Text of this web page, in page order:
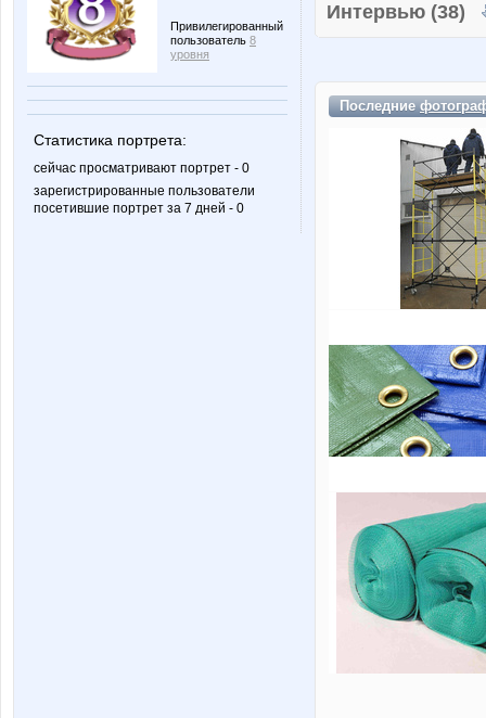
Привилегированный
пользователь 8
уровня
Статистика портрета:
сейчас просматривают портрет - 0
зарегистрированные пользователи
посетившие портрет за 7 дней - 0
Интервью (38)
Последние